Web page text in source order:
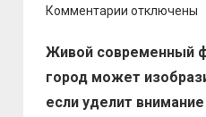
Комментарии к
Создаем
отключены
Живой современный
город может
если уделит